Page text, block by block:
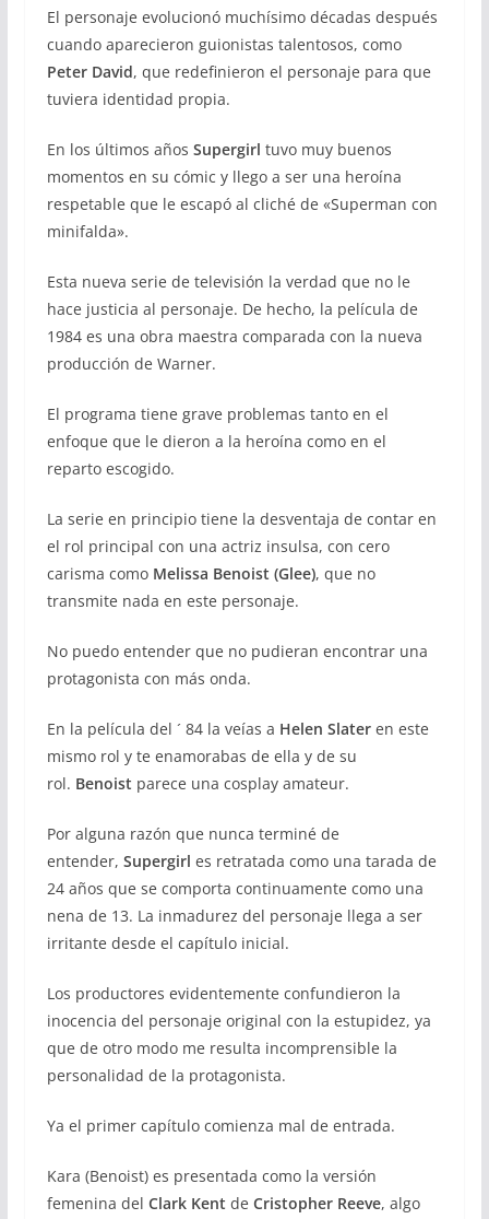
El personaje evolucionó muchísimo décadas después
cuando aparecieron guionistas talentosos, como
Peter David, que redefinieron el personaje para que
tuviera identidad propia.
En los últimos años Supergirl tuvo muy buenos
momentos en su cómic y llego a ser una heroína
respetable que le escapó al cliché de «Superman con
minifalda».
Esta nueva serie de televisión la verdad que no le
hace justicia al personaje. De hecho, la película de
1984 es una obra maestra comparada con la nueva
producción de Warner.
El programa tiene grave problemas tanto en el
enfoque que le dieron a la heroína como en el
reparto escogido.
La serie en principio tiene la desventaja de contar en
el rol principal con una actriz insulsa, con cero
carisma como Melissa Benoist (Glee), que no
transmite nada en este personaje.
No puedo entender que no pudieran encontrar una
protagonista con más onda.
En la película del ´ 84 la veías a Helen Slateren este
mismo rol y te enamorabas de ella y de su
rol. Benoist parece una cosplay amateur.
Por alguna razón que nunca terminé de
entender, Supergirl es retratada como una tarada de
24 años que se comporta continuamente como una
nena de 13. La inmadurez del personaje llega a ser
irritante desde el capítulo inicial.
Los productores evidentemente confundieron la
inocencia del personaje original con la estupidez, ya
que de otro modo me resulta incomprensible la
personalidad de la protagonista.
Ya el primer capítulo comienza mal de entrada.
Kara (Benoist) es presentada como la versión
femenina del Clark Kent de Cristopher Reeve, algo